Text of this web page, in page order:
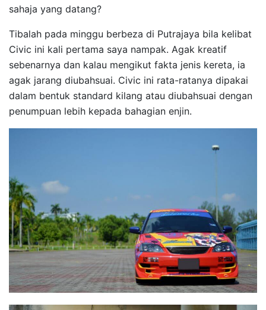
sahaja yang datang?
Tibalah pada minggu berbeza di Putrajaya bila kelibat
Civic ini kali pertama saya nampak. Agak kreatif
sebenarnya dan kalau mengikut fakta jenis kereta, ia
agak jarang diubahsuai. Civic ini rata-ratanya dipakai
dalam bentuk standard kilang atau diubahsuai dengan
penumpuan lebih kepada bahagian enjin.